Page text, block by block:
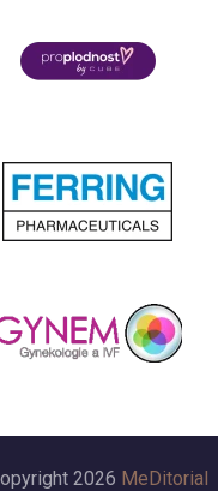
2026 MeDitorial